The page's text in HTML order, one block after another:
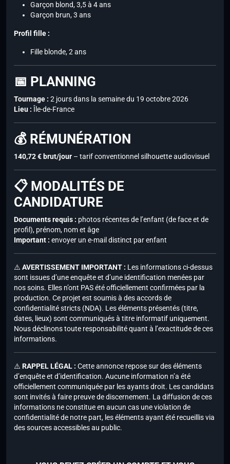
Garçon blond, 3,5 à 4 ans
Garçon brun, 3 ans
Profil fille :
Fille blonde, 2 ans
📅 PLANNING
Tournage : 2 jours dans la semaine du 19 octobre 2026
Lieu : Île-de-France
💰 RÉMUNÉRATION
140,72 € brut/jour – tarif conventionnel silhouette audiovisuel
📋 MODALITÉS DE
CANDIDATURE
Documents requis : photos récentes de l’enfant (de face et de
profil), prénom, nom et âge
Important : envoyer un e-mail distinct par enfant
⚠️ AVERTISSEMENT IMPORTANT : Les informations ci-dessus
sont issues d’une enquête et d’une identification menées par
nos soins. Elles n’ont PAS été officiellement confirmées par la
production. Ce projet est soumis à des accords de
confidentialité stricts (NDA). Les éléments présentés (titre,
dates, lieux) sont communiqués à titre informatif uniquement.
Nous déclinons toute responsabilité quant à l’exactitude de ces
informations.
⚠️ RAPPEL LÉGAL : Cette annonce repose sur des éléments
d’enquête et d’identification. Aucune information n’a été
officiellement communiquée par les ayants droit. Les candidats
sont invités à faire preuve de discernement. La diffusion de ces
informations ne constitue en aucun cas une violation de
confidentialité de notre part, les éléments ayant été recueillis via
des sources accessibles au public.